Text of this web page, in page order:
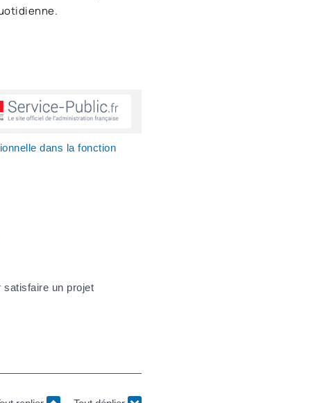
dans la fonction
satisfaire un projet